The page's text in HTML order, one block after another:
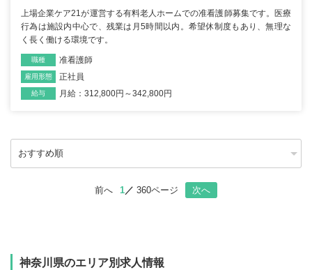
上場企業ケア21が運営する有料老人ホームでの准看護師募集です。医療
行為は施設内中心で、残業は月5時間以内。希望休制度もあり、無理な
く長く働ける環境です。
職種 准看護師
雇用形態 正社員
給与 月給：312,800円～342,800円
前へ 1 360ページ 次へ
神奈川県のエリア別求人情報